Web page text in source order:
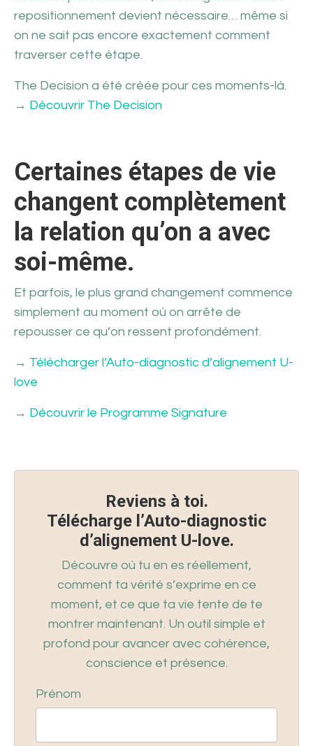
repositionnement devient nécessaire… même si
on ne sait pas encore exactement comment
traverser cette étape.
The Decision a été créée pour ces moments-là.
→ Découvrir The Decision
Certaines étapes de vie
changent complètement
la relation qu’on a avec
soi-même.
Et parfois, le plus grand changement commence
simplement au moment où on arrête de
repousser ce qu’on ressent profondément.
→ Télécharger l’Auto-diagnostic d’alignement U-
love
→ Découvrir le Programme Signature
Reviens à toi.
Télécharge l’Auto-diagnostic
d’alignement U-love.
Découvre où tu en es réellement,
comment ta vérité s’exprime en ce
moment, et ce que ta vie tente de te
montrer maintenant. Un outil simple et
profond pour avancer avec cohérence,
conscience et présence.
Prénom